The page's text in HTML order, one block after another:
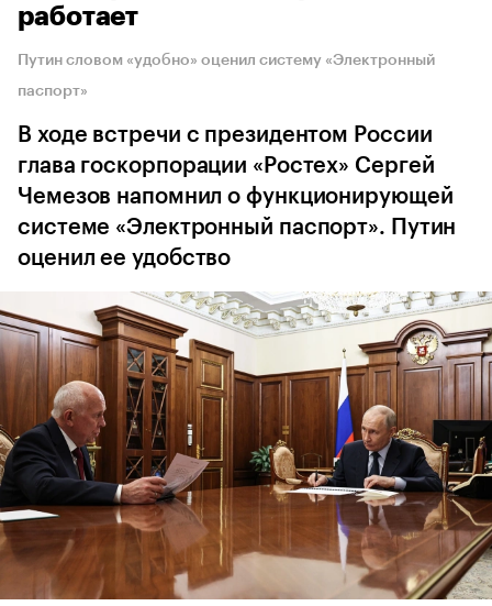
работает
Путин словом «удобно» оценил систему «Электронный
паспорт»
В ходе встречи с президентом России
глава госкорпорации «Ростех» Сергей
Чемезов напомнил о функционирующей
системе «Электронный паспорт». Путин
оценил ее удобство